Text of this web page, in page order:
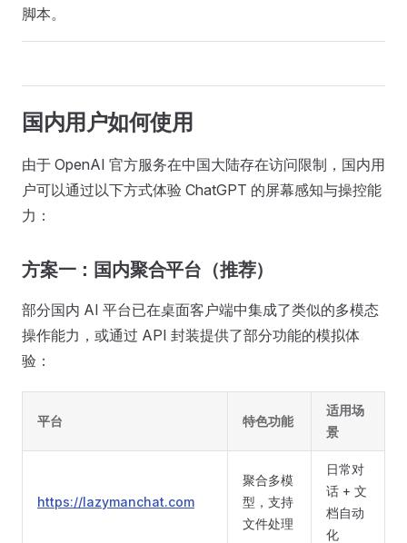
脚本。
国内用户如何使用
由于 OpenAI 官方服务在中国大陆存在访问限制，国内用
户可以通过以下方式体验 ChatGPT 的屏幕感知与操控能
力：
方案一：国内聚合平台（推荐）
部分国内 AI 平台已在桌面客户端中集成了类似的多模态
操作能力，或通过 API 封装提供了部分功能的模拟体
验：
平台 特色功能
适用场
景
https://lazymanchat.com
聚合多模
型，支持
文件处理
日常对
话 + 文
档自动
化